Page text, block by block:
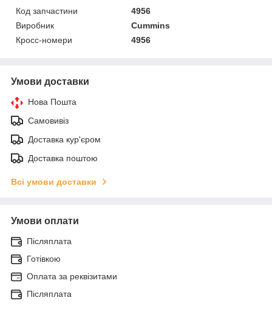
Код запчастини
4956
Виробник
Cummins
Кросс-номери
4956
Умови доставки
Нова Пошта
Самовивіз
Доставка кур'єром
Доставка поштою
Всі умови доставки
Умови оплати
Післяплата
Готівкою
Оплата за реквізитами
Післяплата